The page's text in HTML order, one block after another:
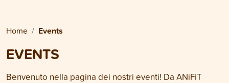
Home Events
EVENTS
Benvenuto nella pagina dei nostri eventi! Da ANiFiT